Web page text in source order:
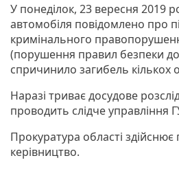
У понеділок, 23 вересня 2019
автомобіля повідомлено про
кримінального
(порушення правил безпеки
спричинило загибель кількох
Наразі триває досудове
проводить слідче управління
Прокуратура області
керівництво.